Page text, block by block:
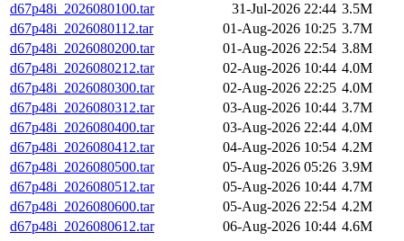
d67p48i_2026080100.tar
31-Jul-2026 22:44 3.5M
d67p48i_2026080112.tar
01-Aug-2026 10:25 3.7M
d67p48i_2026080200.tar
01-Aug-2026 22:54 3.8M
d67p48i_2026080212.tar
02-Aug-2026 10:44 4.0M
d67p48i_2026080300.tar
02-Aug-2026 22:25 4.0M
d67p48i_2026080312.tar
03-Aug-2026 10:44 3.7M
d67p48i_2026080400.tar
03-Aug-2026 22:44 4.0M
d67p48i_2026080412.tar
04-Aug-2026 10:54 4.2M
d67p48i_2026080500.tar
05-Aug-2026 05:26 3.9M
d67p48i_2026080512.tar
05-Aug-2026 10:44 4.7M
d67p48i_2026080600.tar
05-Aug-2026 22:54 4.2M
d67p48i_2026080612.tar
06-Aug-2026 10:44 4.6M